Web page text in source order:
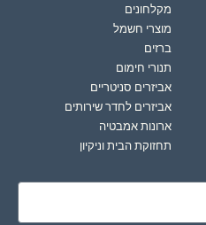
מקלחונים
מוצרי חשמל
ברזים
תנורי חימום
אביזרים סניטריים
אביזרים לחדר שירותים
ארונות אמבטיה
תחזוקת הבית וניקיון